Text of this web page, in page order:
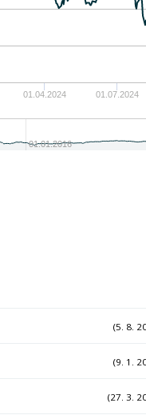
01.04.2024 01.07.2024
01.01.2016
(5. 8.
(9. 1.
(27. 3.